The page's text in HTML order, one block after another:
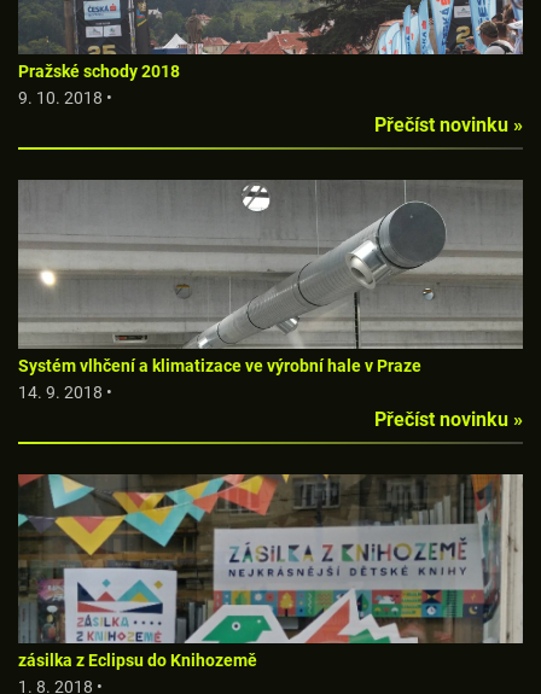
Pražské schody 2018
9. 10. 2018 •
Přečíst novinku »
Systém vlhčení a klimatizace ve výrobní hale v Praze
14. 9. 2018 •
Přečíst novinku »
zásilka z Eclipsu do Knihozemě
1. 8. 2018 •